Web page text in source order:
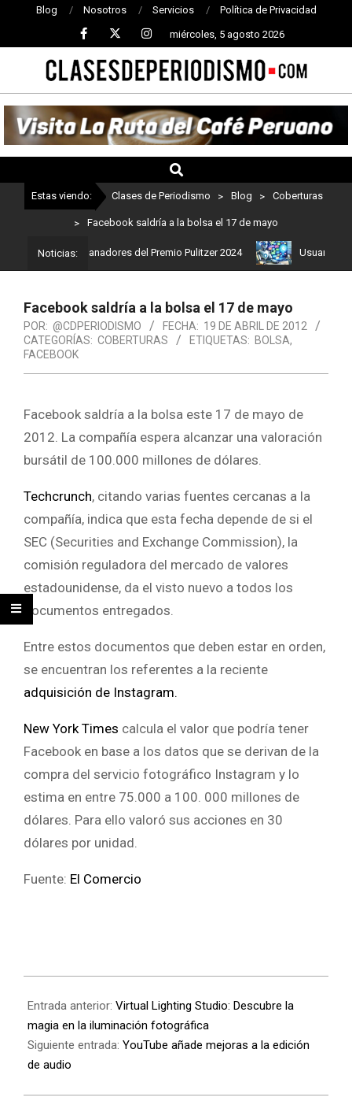
Blog Nosotros Servicios Política de Privacidad
miércoles, 5 agosto 2026
CLASES
DE
PERIODISMO
Estas viendo: Clases de Periodismo > Blog > Coberturas
> Facebook saldría a la bolsa el 17 de mayo
Noticias:
son los ganadores del Premio Pulitzer 2024 Usuarios de
Facebook saldría a la bolsa el 17 de mayo
POR: @CDPERIODISMO FECHA: 19 DE ABRIL DE 2012
CATEGORÍAS: COBERTURAS ETIQUETAS: BOLSA,
FACEBOOK
Facebook saldría a la bolsa este 17 de mayo de
2012. La compañía espera alcanzar una valoración
bursátil de 100.000 millones de dólares.
Techcrunch, citando varias fuentes cercanas a la
compañía, indica que esta fecha depende de si el
SEC (Securities and Exchange Commission), la
comisión reguladora del mercado de valores
estadounidense, da el visto nuevo a todos los
documentos entregados.
Entre estos documentos que deben estar en orden,
se encuentran los referentes a la reciente
adquisición de Instagram.
New York Times calcula el valor que podría tener
Facebook en base a los datos que se derivan de la
compra del servicio fotográfico Instagram y lo
estima en entre 75.000 a 100. 000 millones de
dólares. Para ello valoró sus acciones en 30
dólares por unidad.
Fuente: El Comercio
Entrada anterior: Virtual Lighting Studio: Descubre la
magia en la iluminación fotográfica
Siguiente entrada: YouTube añade mejoras a la edición
de audio